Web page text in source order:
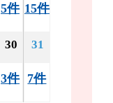
5件 15件
30
3件
31
7件